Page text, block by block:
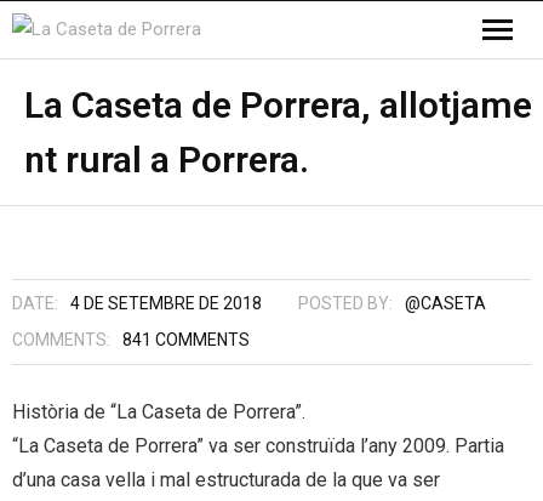
La Caseta de Porrera, allotjame
nt rural a Porrera.
DATE: 4 DE SETEMBRE DE 2018 POSTED BY:
@CASETA
COMMENTS:
841 COMMENTS
Història de “La Caseta de Porrera”.
“La Caseta de Porrera” va ser construïda l’any 2009. Partia
d’una casa vella i mal estructurada de la que va ser